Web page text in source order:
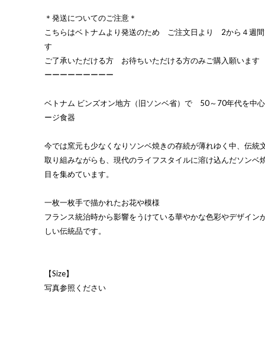
＊発送についてのご注意＊
こちらはベトナムより発送のため ご注文日より 2から４週
す
ご了承いただける方 お待ちいただける方のみご購入願います
ーーーーーーーーー
ベトナム ビンズオン地方（旧ソンベ省）で 50～70年代を中
ージ食器
今では窯元も少なくなりソンベ焼きの存続が薄れゆく中、伝統
取り組みながらも、現代のライフスタイルに溶け込んだソンベ
目を集めています。
一枚一枚手で描かれたお花や模様
フランス統治時から影響をうけている華やかな色彩やデザイン
しい伝統品です。
【Size】
写真参照ください